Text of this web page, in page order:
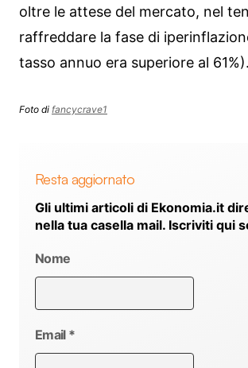
oltre le attese del mercato, nel
raffreddare la fase di
tasso annuo era superiore al 61%).
Foto di fancycrave1
Resta aggiornato
Gli ultimi articoli di Ekonomia.it
nella tua casella mail. Iscriviti qui
Nome
Email *